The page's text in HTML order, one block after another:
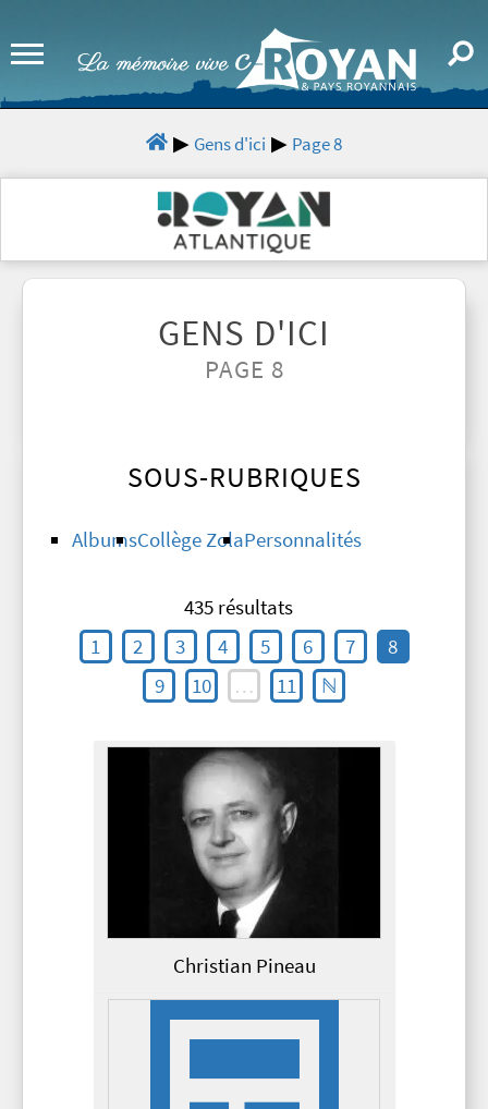
Gens d'ici Page 8
GENS D'ICI
PAGE 8
SOUS-RUBRIQUES
AlbumsCollège ZolaPersonnalités
435 résultats
1
2 3 4 5 6 7
8
9
10 … 11 ℕ
Christian Pineau